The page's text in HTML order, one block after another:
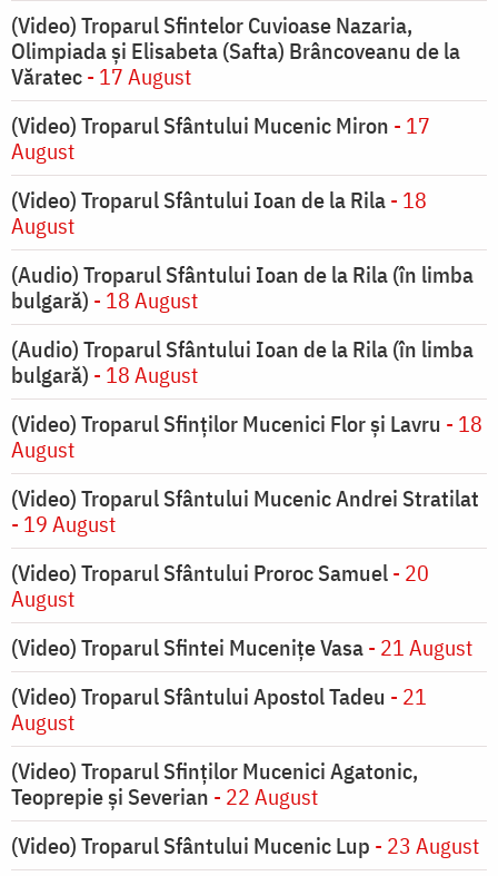
(Video) Troparul Sfintelor Cuvioase Nazaria,
Olimpiada și Elisabeta (Safta) Brâncoveanu de la
Văratec- 17 August
(Video) Troparul Sfântului Mucenic Miron - 17
August
(Video) Troparul Sfântului Ioan de la Rila- 18
August
(Audio) Troparul Sfântului Ioan de la Rila (în limba
bulgară) - 18 August
(Audio) Troparul Sfântului Ioan de la Rila (în limba
bulgară) - 18 August
(Video) Troparul Sfinților Mucenici Flor și Lavru - 18
August
(Video) Troparul Sfântului Mucenic Andrei Stratilat
- 19 August
(Video) Troparul Sfântului Proroc Samuel- 20
August
(Video) Troparul Sfintei Mucenițe Vasa- 21 August
(Video) Troparul Sfântului Apostol Tadeu - 21
August
(Video) Troparul Sfinților Mucenici Agatonic,
Teoprepie și Severian - 22 August
(Video) Troparul Sfântului Mucenic Lup - 23 August